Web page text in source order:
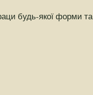
будь-якої форми та